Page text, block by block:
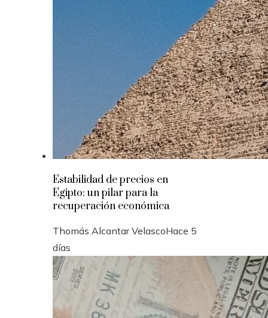
Estabilidad de precios en
Egipto: un pilar para la
recuperación económica
Thomás Alcantar VelascoHace 5
días